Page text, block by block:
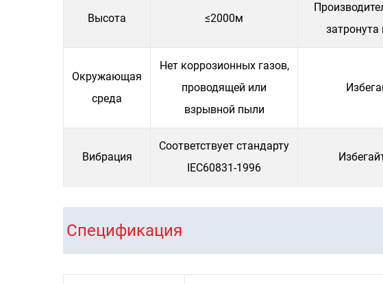
Высота ≤2000м
Окружающая
среда
Нет коррозионных газов,
проводящей или
взрывной пыли
Вибрация
Соответствует стандарту
IEC60831-1996
Спецификация